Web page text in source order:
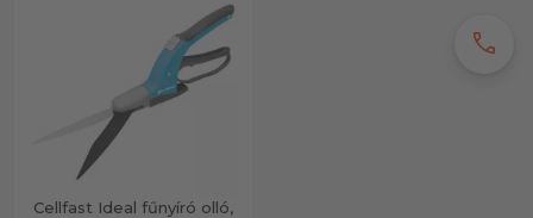
Cellfast Ideal fűnyíró olló,
call